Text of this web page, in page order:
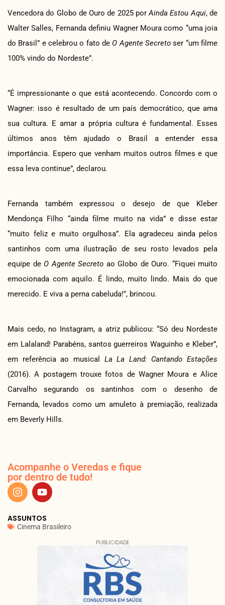
Vencedora do Globo de Ouro de 2025 porAinda Estou Aqui, de
Walter Salles, Fernanda definiu Wagner Moura como “uma joia
do Brasil” e celebrou o fato de O Agente Secreto ser “um filme
100% vindo do Nordeste”.
“É impressionante o que está acontecendo. Concordo com o
Wagner: isso é resultado de um país democrático, que ama
sua cultura. E amar a própria cultura é fundamental. Esses
últimos anos têm ajudado o Brasil a entender essa
importância. Espero que venham muitos outros filmes e que
essa leva continue”, declarou.
Fernanda também expressou o desejo de que Kleber
Mendonça Filho “ainda filme muito na vida” e disse estar
“muito feliz e muito orgulhosa”. Ela agradeceu ainda pelos
santinhos com uma ilustração de seu rosto levados pela
equipe de O Agente Secreto ao Globo de Ouro. “Fiquei muito
emocionada com aquilo. É lindo, muito lindo. Mais do que
merecido. E viva a perna cabeluda!”, brincou.
Mais cedo, no Instagram, a atriz publicou: “Só deu Nordeste
em Lalaland! Parabéns, santos guerreiros Waguinho e Kleber”,
em referência ao musical La La Land: Cantando Estações
(2016). A postagem trouxe fotos de Wagner Moura e Alice
Carvalho segurando os santinhos com o desenho de
Fernanda, levados como um amuleto à premiação, realizada
em Beverly Hills.
Acompanhe o Veredas e fique
por dentro de tudo!
ASSUNTOS
Cinema Brasileiro
PUBLICIDADE